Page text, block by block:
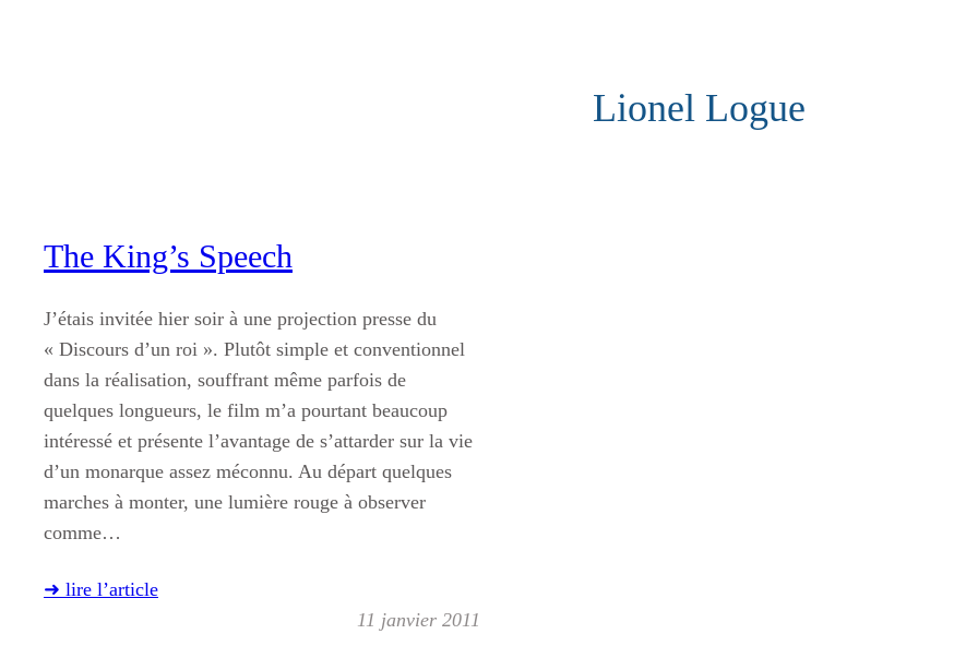
Lionel Logue
The King’s Speech
J’étais invitée hier soir à une projection presse du
« Discours d’un roi ». Plutôt simple et conventionnel
dans la réalisation, souffrant même parfois de
quelques longueurs, le film m’a pourtant beaucoup
intéressé et présente l’avantage de s’attarder sur la vie
d’un monarque assez méconnu. Au départ quelques
marches à monter, une lumière rouge à observer
comme…
➜ lire l’article
11 janvier 2011